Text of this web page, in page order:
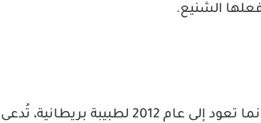
الشنيع.
وبعد التدقيق في مصدر الخبر تبين أن القصة ليست في العراق، وإنما تعود إلى عام 2012 لطبيبة بريطانية، تُدعى